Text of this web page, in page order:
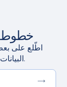
خطوط
اطّلع على
Gigsky البيانات والإنترنت كبديل للواي فاي.